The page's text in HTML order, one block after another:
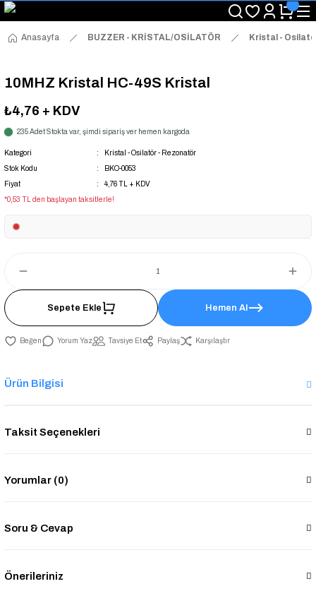
"Saat 14:00'a Kadar Verilen Siparişlerde Aynı Gün Kargo Avantajı!
"Binlerce Ürün Çeşitliliği ile Stoktan Hemen Teslim."
"Toptan Fiyatına Perakende Satış Avantajını Kaçırmayın!"
Anasayfa BUZZER - KRİSTAL/OSİLATÖR Kristal -
10MHZ Kristal HC-49S Kristal
₺4,76 + KDV
235 Adet Stokta var, şimdi sipariş ver hemen kargoda
Kategori
Kristal - Osilatör - Rezonatör
Stok Kodu
BKO-0053
Fiyat
4,76 TL + KDV
*0,53 TL den başlayan taksitlerle!
Sepete Ekle Hemen Al
Yorum Yaz Tavsiye Et Paylaş Karşılaştır
Ürün Bilgisi
Taksit Seçenekleri
Yorumlar (0)
Soru & Cevap
Önerileriniz